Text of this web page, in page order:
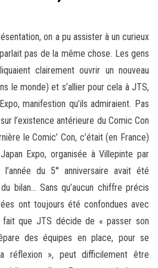
on a pu assister à un curieux
pas de la même chose. Les gens
clairement ouvrir un nouveau
le monde) et s’allier pour cela à JTS,
manifestion qu’ils admiraient. Pas
l’existence antérieure du Comic Con
le Comic’ Con, c’était (en France)
Expo, organisée à Villepinte par
du 5° anniversaire avait été
bilan… Sans qu’aucun chiffre précis
ont toujours été confondues avec
que JTS décide de « passer son
des équipes en place, pour se
réflexion », peut difficilement être